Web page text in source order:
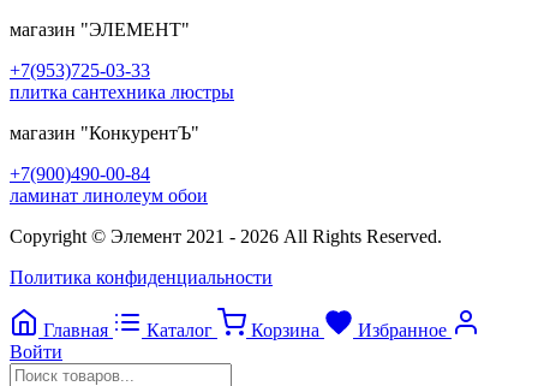
магазин "ЭЛЕМЕНТ"
+7(953)725-03-33
плитка сантехника люстры
магазин "КонкурентЪ"
+7(900)490-00-84
ламинат линолеум обои
Copyright © Элемент 2021 - 2026 All Rights Reserved.
Политика конфиденциальности
Главная Каталог Корзина
Избранное
Войти